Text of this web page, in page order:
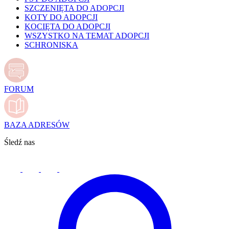
SZCZENIĘTA DO ADOPCJI
KOTY DO ADOPCJI
KOCIĘTA DO ADOPCJI
WSZYSTKO NA TEMAT ADOPCJI
SCHRONISKA
FORUM
BAZA ADRESÓW
Śledź nas